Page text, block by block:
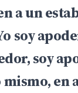
a un
soy
soy
en